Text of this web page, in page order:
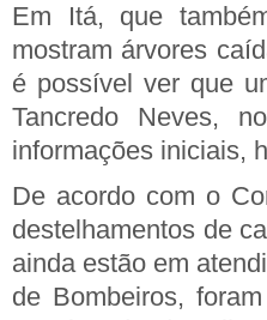
Em Itá, que
mostram árvores
é possível ver que
Tancredo Neves,
informações iniciais,
De acordo com o
destelhamentos de
ainda estão em
de Bombeiros,